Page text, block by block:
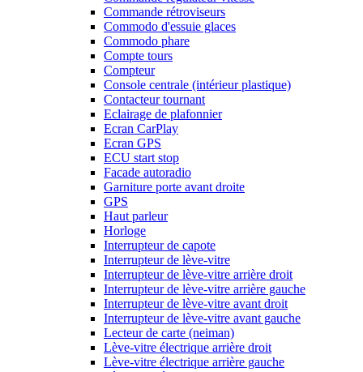
Commande rétroviseurs
Commodo d'essuie glaces
Commodo phare
Compte tours
Compteur
Console centrale (intérieur plastique)
Contacteur tournant
Eclairage de plafonnier
Ecran CarPlay
Ecran GPS
ECU start stop
Facade autoradio
Garniture porte avant droite
GPS
Haut parleur
Horloge
Interrupteur de capote
Interrupteur de lève-vitre
Interrupteur de lève-vitre arrière droit
Interrupteur de lève-vitre arrière gauche
Interrupteur de lève-vitre avant droit
Interrupteur de lève-vitre avant gauche
Lecteur de carte (neiman)
Lève-vitre électrique arrière droit
Lève-vitre électrique arrière gauche